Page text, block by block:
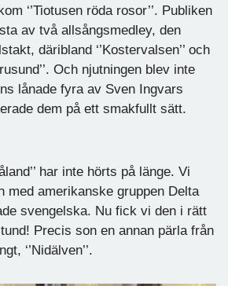
‘’Tiotusen röda rosor’’. Publiken
av två allsångsmedley, den
däribland ‘’Kostervalsen’’ och
Och njutningen blev inte
lånade fyra av Sven Ingvars
dem på ett smakfullt sätt.
har inte hörts på länge. Vi
med amerikanske gruppen Delta
svengelska. Nu fick vi den i rätt
Precis son en annan pärla från
‘’Nidälven’’.